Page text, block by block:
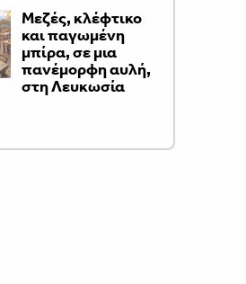
Μεζές, κλέφτικο
και παγωμένη
μπίρα, σε μια
πανέμορφη αυλή,
στη Λευκωσία